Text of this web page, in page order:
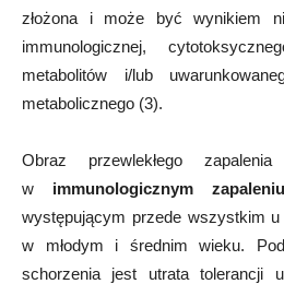
złożona i może być wynikiem
immunologicznej,
metabolitów i/lub
metabolicznego (3).
Obraz przewlekłego
w immunologicznym
występującym przede wszystkim
w młodym i średnim wieku.
schorzenia jest utrata tolerancji